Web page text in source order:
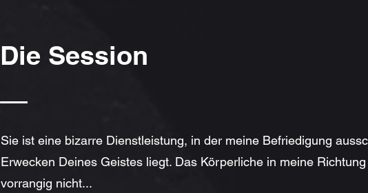
Die Session
Sie ist eine bizarre Dienstleistung, in der meine Befriedigung
Erwecken Deines Geistes liegt. Das Körperliche in meine
vorrangig nicht...